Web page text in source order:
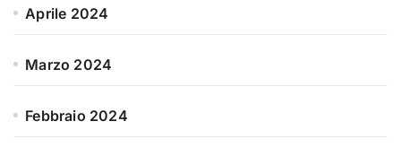
Aprile 2024
Marzo 2024
Febbraio 2024